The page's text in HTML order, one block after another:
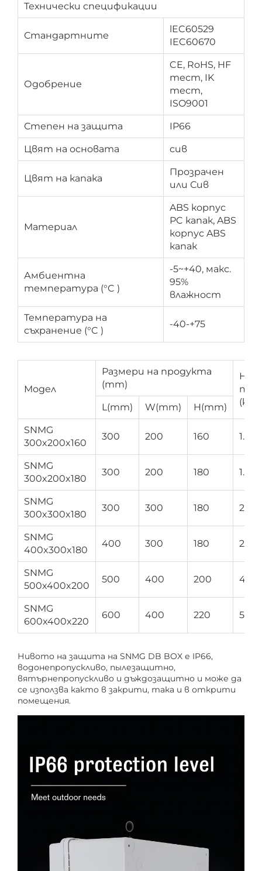
Технически спецификации
Стандартните
lEC60529
IEC60670
Одобрение
CE, RoHS, HF
тест, IK
тест,
ISO9001
Степен на защита IP66
Цвят на основата сив
Цвят на капака
Прозрачен
или Сив
Материал
ABS корпус
PC капак, ABS
корпус ABS
капак
Амбиентна
температура (°C )
-5~+40, макс.
95%
влажност
Температура на
съхранение (°C )
-40-+75
Модел
Размери на продукта
(mm)
(kg.)
L(mm) W(mm) H(mm)
SNMG
300x200x160
300 200 160 1.43
SNMG
300x200x180
300 200 180 1.49
SNMG
300x300x180
300 300 180 2.05
SNMG
400x300x180
400 300 180 2.58
SNMG
500x400x200
500 400 200 4.00
SNMG
600x400x220
600 400 220 5.33
Нивото на защита на SNMG DB BOX е IP66,
водонепропускливо, пылезащитно,
вятърнепропускливо и дъждозащитно и може да
се използва както в закрити, така и в открити
помещения.